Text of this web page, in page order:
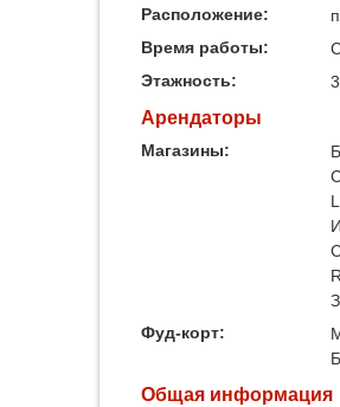
Расположение:
Время работы:
Этажность:
3
Арендаторы
Магазины:
Фуд-корт:
Общая информация